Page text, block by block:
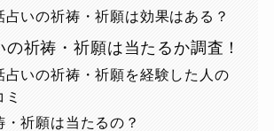
占いの祈祷・祈願は効果はある？
の祈祷・祈願は当たるか調査！
占いの祈祷・祈願を経験した人の
ミ
・祈願は当たるの？